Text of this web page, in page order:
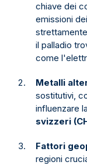
chiave dei
emissioni
il palladio
come
Metalli
sostitutivi,
influenzare la
svizzeri
Fattori
regioni